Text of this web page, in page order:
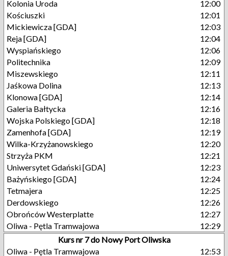
Kolonia Uroda
12:00
Kościuszki
12:01
Mickiewicza [GDA]
12:03
Reja [GDA]
12:04
Wyspiańskiego
12:06
Politechnika
12:09
Miszewskiego
12:11
Jaśkowa Dolina
12:13
Klonowa [GDA]
12:14
Galeria Bałtycka
12:16
Wojska Polskiego [GDA]
12:18
Zamenhofa [GDA]
12:19
Wilka-Krzyżanowskiego
12:20
Strzyża PKM
12:21
Uniwersytet Gdański [GDA]
12:23
Bażyńskiego [GDA]
12:24
Tetmajera
12:25
Derdowskiego
12:26
Obrońców Westerplatte
12:27
Oliwa - Pętla Tramwajowa
12:29
Kurs nr 7 do Nowy Port Oliwska
Oliwa - Pętla Tramwajowa
12:53